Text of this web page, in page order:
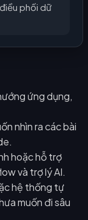
phối dữ
ứng dụng,
nhìn ra các bài
hoặc hỗ trợ
và trợ lý AI.
hệ thống tự
muốn đi sâu